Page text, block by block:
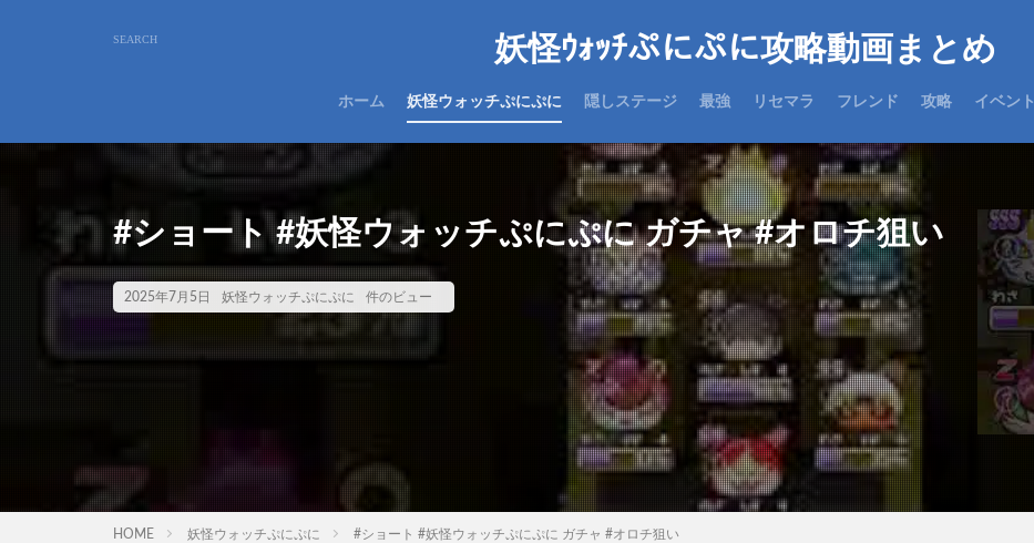
妖怪ｳｫｯﾁぷにぷに攻略動画まとめ
ホーム 妖怪ウォッチぷにぷに 隠しステージ 最強 リセマラ フレンド 攻略 イベント
#ショート #妖怪ウォッチぷにぷに ガチャ #オロチ狙い
2025年7月5日 妖怪ウォッチぷにぷに 件のビュー
HOME 妖怪ウォッチぷにぷに #ショート #妖怪ウォッチぷにぷに ガチャ #オロチ狙い